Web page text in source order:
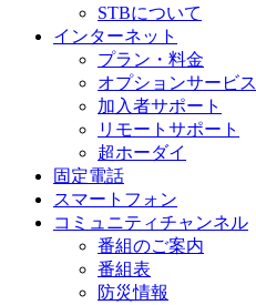
STBについて
インターネット
プラン・料金
オプションサービス
加入者サポート
リモートサポート
超ホーダイ
固定電話
スマートフォン
コミュニティチャンネル
番組のご案内
番組表
防災情報